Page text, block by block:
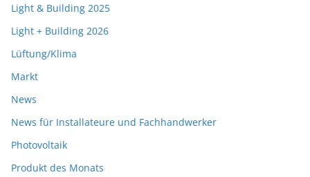
Light & Building 2025
Light + Building 2026
Lüftung/Klima
Markt
News
News für Installateure und Fachhandwerker
Photovoltaik
Produkt des Monats